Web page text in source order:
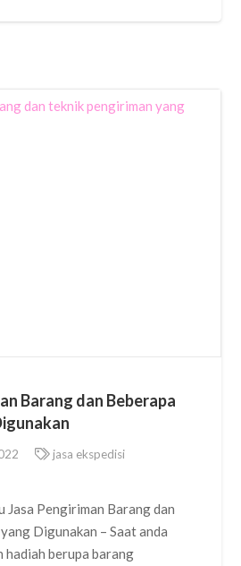
Barang dan Beberapa
jasa ekspedisi
Jasa Pengiriman Barang dan
Digunakan – Saat anda
hadiah berupa barang